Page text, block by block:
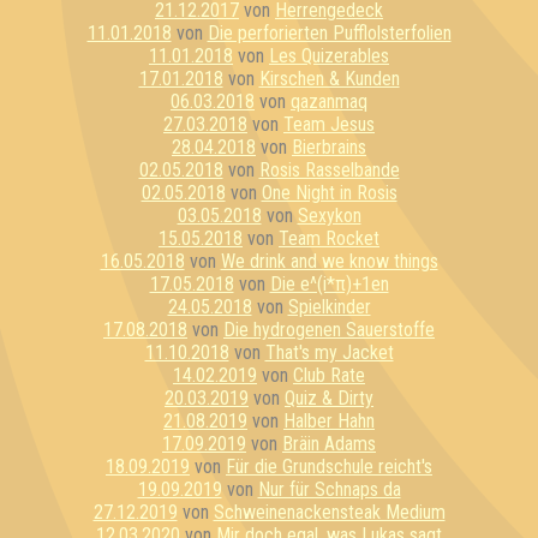
21.12.2017 von Herrengedeck
11.01.2018 von Die perforierten Pufflolsterfolien
11.01.2018 von Les Quizerables
17.01.2018 von Kirschen & Kunden
06.03.2018 von qazanmaq
27.03.2018 von Team Jesus
28.04.2018 von Bierbrains
02.05.2018 von Rosis Rasselbande
02.05.2018 von One Night in Rosis
03.05.2018 von Sexykon
15.05.2018 von Team Rocket
16.05.2018 von We drink and we know things
17.05.2018 von Die e^(i*π)+1en
24.05.2018 von Spielkinder
17.08.2018 von Die hydrogenen Sauerstoffe
11.10.2018 von That's my Jacket
14.02.2019 von Club Rate
20.03.2019 von Quiz & Dirty
21.08.2019 von Halber Hahn
17.09.2019 von Bräin Adams
18.09.2019 von Für die Grundschule reicht's
19.09.2019 von Nur für Schnaps da
27.12.2019 von Schweinenackensteak Medium